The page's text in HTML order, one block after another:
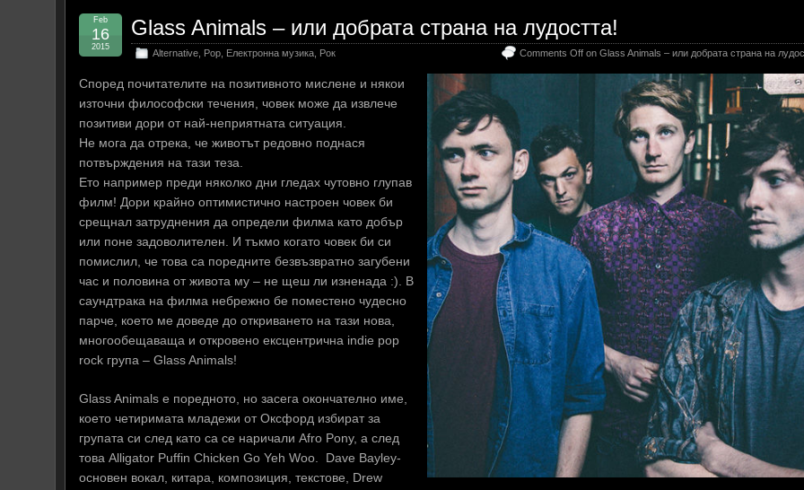
Glass Animals – или добрата страна на лудостта!
Alternative Pop Електронна музика Рок Comments Off on Glass Animals – или добрата страна на
Feb
16
2015
Според почитателите на позитивното мислене и някои
източни философски течения, човек може да извлече
позитиви дори от най-неприятната ситуация.
Не мога да отрека, че животът редовно поднася
потвърждения на тази теза.
Ето например преди няколко дни гледах чутовно глупав
филм! Дори крайно оптимистично настроен човек би
срещнал затруднения да определи филма като добър
или поне задоволителен. И тъкмо когато човек би си
помислил, че това са поредните безвъзвратно загубени
час и половина от живота му – не щеш ли изненада :). В
саундтрака на филма небрежно бе поместено чудесно
парче, което ме доведе до откриването на тази нова,
многообещаваща и откровено ексцентрична indie pop
rock група – Glass Animals!
Glass Animals е поредното, но засега окончателно име,
което четиримата младежи от Оксфорд избират за
групата си след като са се наричали Afro Pony, а след
това Alligator Puffin Chicken Go Yeh Woo. Dave Bayley-
основен вокал, китара, композиция, текстове, Drew